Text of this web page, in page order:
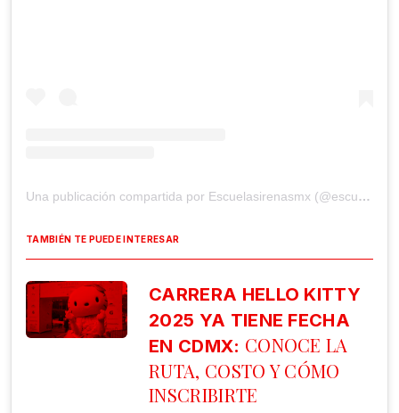
Una publicación compartida por Escuelasirenasmx (@escuelasirenasmx)
TAMBIÉN TE PUEDE INTERESAR
CARRERA HELLO KITTY
2025 YA TIENE FECHA
EN CDMX: CONOCE LA
RUTA, COSTO Y CÓMO
INSCRIBIRTE